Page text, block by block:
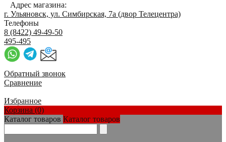
Адрес магазина:
г. Ульяновск, ул. Симбирская, 7а (двор Телецентра)
Телефоны
8 (8422) 49-49-50
495-495
Обратный звонок
Сравнение
Избранное
Корзина (0)
Каталог товаров Каталог товаров